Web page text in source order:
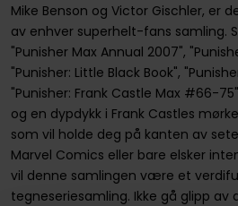
Mike Benson og Victor Gischler, er
av enhver superhelt-fans samling.
"Punisher Max Annual 2007",
"Punisher: Little Black Book",
"Punisher: Frank Castle Max #66-
og en dypdykk i Frank Castles
som vil holde deg på kanten av
Marvel Comics eller bare elsker
vil denne samlingen være et
tegneseriesamling. Ikke gå glipp